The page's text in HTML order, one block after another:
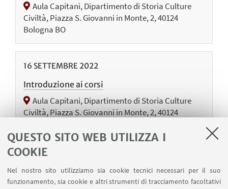
QUESTO SITO WEB UTILIZZA I
COOKIE
Nel nostro sito utilizziamo sia cookie tecnici necessari per il suo
funzionamento, sia cookie e altri strumenti di tracciamento facoltativi
Aula Capitani, Dipartimento di Storia Culture
Civiltà, Piazza S. Giovanni in Monte, 2, 40124
Bologna BO
16 SETTEMBRE 2022
Introduzione ai corsi
Aula Capitani, Dipartimento di Storia Culture
Civiltà, Piazza S. Giovanni in Monte, 2, 40124
Presentazione dei docenti e dei corsi. Lezione
introduttiva sulla comunicazione storica a cura del